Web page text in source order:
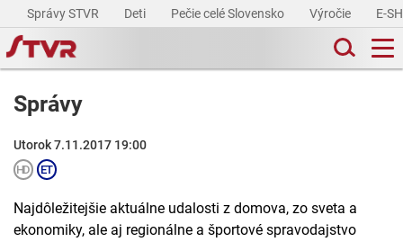
Správy STVR Deti Pečie celé Slovensko Výročie E-
Správy
Utorok 7.11.2017 19:00
Najdôležitejšie aktuálne udalosti z domova, zo sveta a
ekonomiky, ale aj regionálne a športové spravodajstvo